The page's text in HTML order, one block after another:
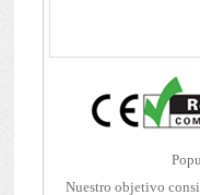
Nuestro objetivo